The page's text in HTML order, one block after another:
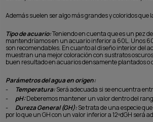
Además suelen ser algo más grandes y coloridos que
Tipo de acuario:Teniendo en cuenta que es un pez
mantendríamos en un acuario inferior a 60L. Unos
son recomendables. En cuanto al diseño interior del
muestran una mejor coloración con sustratos
buen resultado en acuarios densamente plantados o
Parámetros del agua en origen:
-
Temperatura:Será adecuada si se encuentra
- pH:Deberemos mantener un valor dentro del
- Dureza General (GH):Se trata de una especie
por lo que un GH con un valor inferior a 12ºdGH será